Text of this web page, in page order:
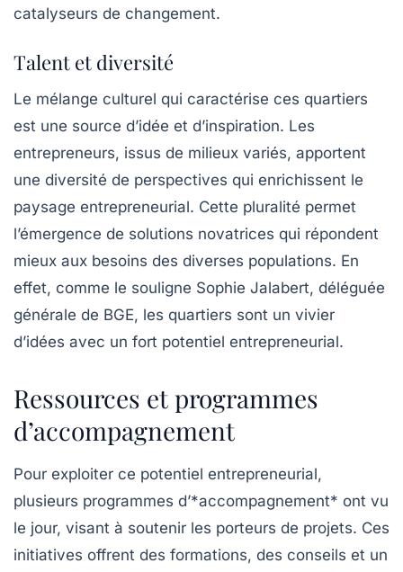
catalyseurs de changement.
Talent et diversité
Le mélange culturel qui caractérise ces quartiers
est une source d’idée et d’inspiration. Les
entrepreneurs, issus de milieux variés, apportent
une diversité de perspectives qui enrichissent le
paysage entrepreneurial. Cette pluralité permet
l’émergence de solutions novatrices qui répondent
mieux aux besoins des diverses populations. En
effet, comme le souligne Sophie Jalabert, déléguée
générale de BGE, les quartiers sont un vivier
d’idées avec un fort potentiel entrepreneurial.
Ressources et programmes
d’accompagnement
Pour exploiter ce potentiel entrepreneurial,
plusieurs programmes d’*accompagnement* ont vu
le jour, visant à soutenir les porteurs de projets. Ces
initiatives offrent des formations, des conseils et un